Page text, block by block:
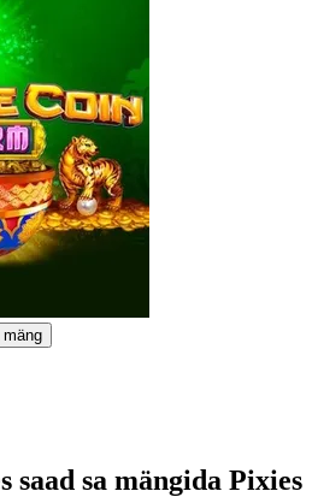
mäng
saad sa mängida Pixies